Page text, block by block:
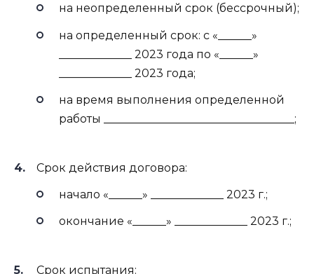
на неопределенный срок (бессрочный);
на определенный срок: с «______»
_____________ 2023 года по «______»
_____________ 2023 года;
на время выполнения определенной
работы __________________________________;
Срок действия договора:
начало «______» _____________ 2023 г.;
окончание «______» _____________ 2023 г.;
Срок испытания: